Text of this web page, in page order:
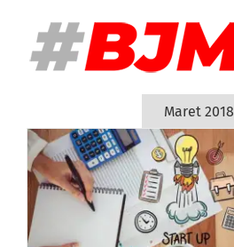
content
Maret 2018